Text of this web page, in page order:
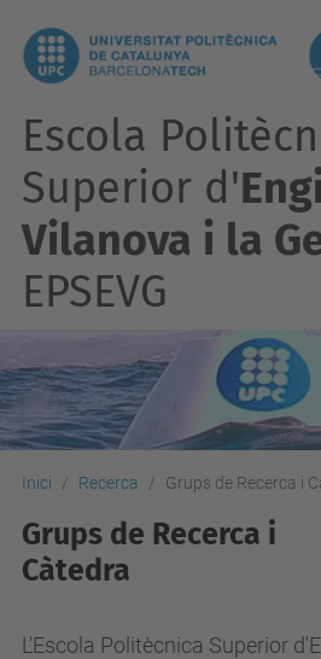
Escola
Superior d'
Vilanova i la
EPSEVG
Inici Recerca Grups de Recerca i
Grups de Recerca i
Càtedra
L'Escola Politècnica Superior